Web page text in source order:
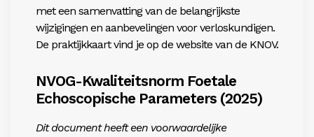
met een samenvatting van de belangrijkste
wijzigingen en aanbevelingen voorverloskundigen.
De praktijkkaart vind je op de website van de KNOV.
NVOG-Kwaliteitsnorm Foetale
Echoscopische Parameters (2025)
Dit document heeft een voorwaardelijke